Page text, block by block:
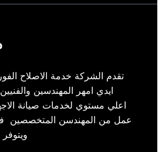
تقدم الشركة خدمة الاصلاح
ايدي امهر المهندسين
اعلي مستوي لخدمات صيانة
عمل من المهندسن المتخصصين فى
ويتوفر